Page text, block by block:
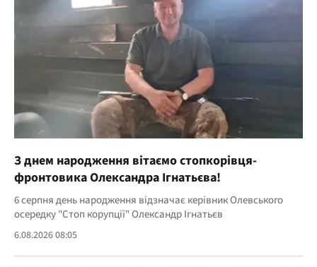
З днем народження вітаємо стопкорівця-
фронтовика Олександра Ігнатьєва!
6 серпня день народження відзначає керівник Олевського
осередку "Стоп корупції" Олександр Ігнатьєв
6.08.2026 08:05